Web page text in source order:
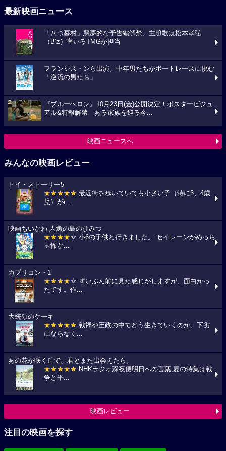
最新映画ニュース
「八つ墓村」悪夢的な予告編解禁、主題歌は松本孝弘
（B’z）率いるTMGが担当
フランシス・ンら出演。中年男たちがボートレースに挑む
「逆流の男たち」
『ブルーヘロン』10月23日(金)公開決定！ポスタービジュ
アル&特報解禁―ある家族を巡る今...
映画ニュースへ
みんなの映画レビュー
トイ・ストーリー5
★★★★★ 最近街を歩いていても小さい子（特に3、4歳
児）がi...
映画ちいかわ 人魚の島のひみつ
★★★★☆ 小6の子供と行きました。 セイレーンがめっち
ゃ怖か...
カプリコン・1
★★★★☆ ずいぶん前に見た感じがしますが、面白かっ
たです。作...
大統領のケーキ
★★★★★ 戦禍や圧政の中でどう生きていくのか、下劣
にならなく...
あの花が咲く丘で、君とまた出会えたら。
★★★★★ NHKラジオ深夜便明日への言葉,夏の特集は戦
争と平...
映画レビュー
注目の映画を探す